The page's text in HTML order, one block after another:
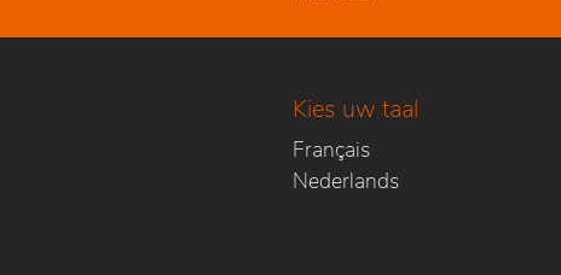
Kies uw taal
Français
Nederlands